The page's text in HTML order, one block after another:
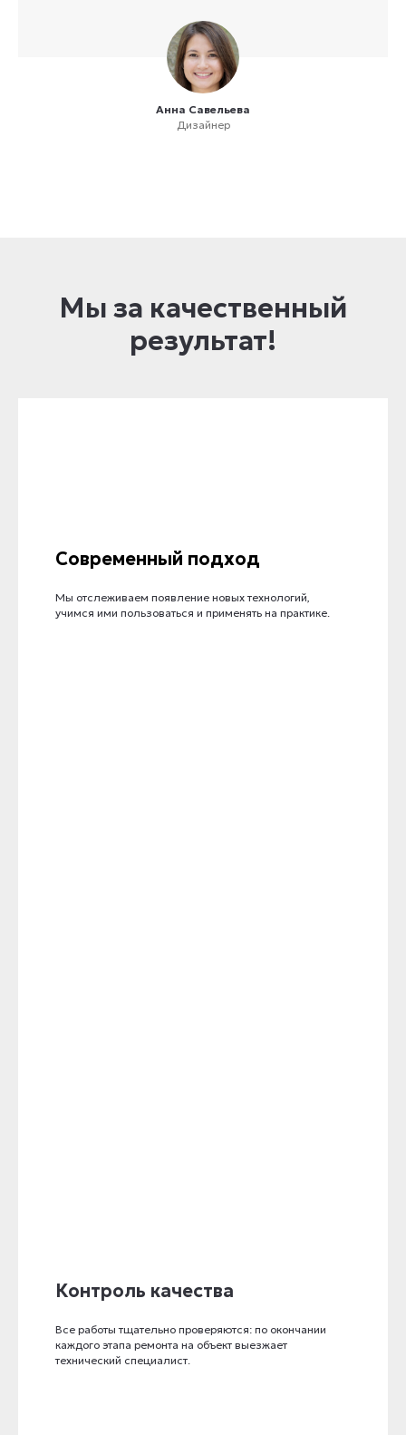
Анна Савельева
Дизайнер
Мы за качественный
результат!
Современный подход
Мы отслеживаем появление новых технологий,
учимся ими пользоваться и применять на практике.
Контроль качества
Все работы тщательно проверяются: по окончании
каждого этапа ремонта на объект выезжает
технический специалист.